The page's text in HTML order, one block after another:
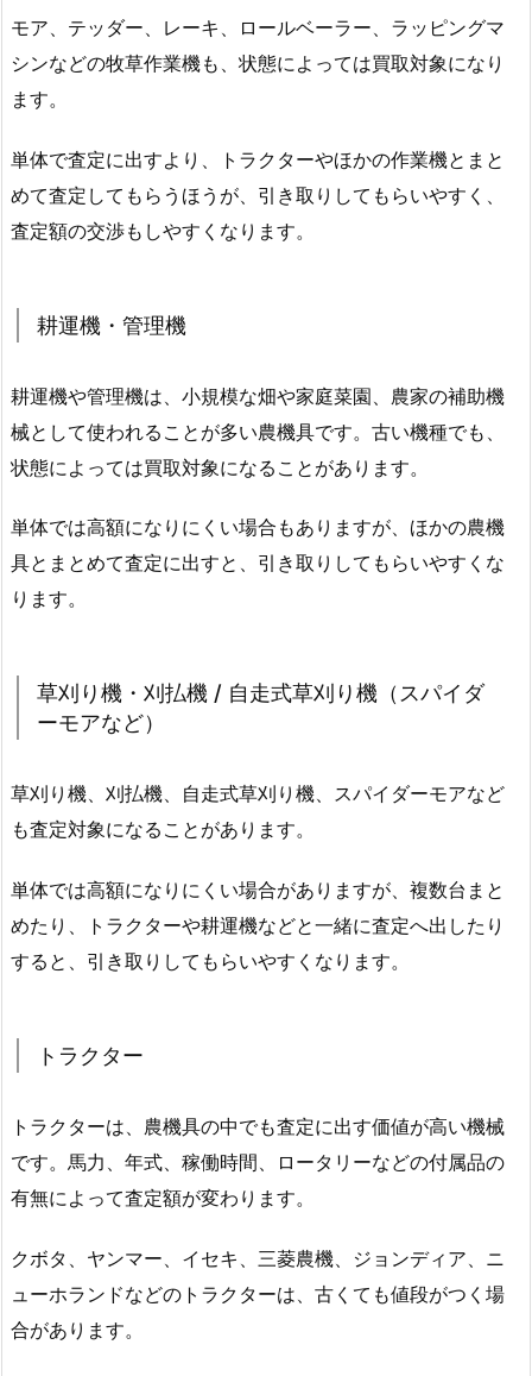
モア、テッダー、レーキ、ロールベーラー、ラッピングマ
シンなどの牧草作業機も、状態によっては買取対象になり
ます。
単体で査定に出すより、トラクターやほかの作業機とまと
めて査定してもらうほうが、引き取りしてもらいやすく、
査定額の交渉もしやすくなります。
耕運機・管理機
耕運機や管理機は、小規模な畑や家庭菜園、農家の補助機
械として使われることが多い農機具です。古い機種でも、
状態によっては買取対象になることがあります。
単体では高額になりにくい場合もありますが、ほかの農機
具とまとめて査定に出すと、引き取りしてもらいやすくな
ります。
草刈り機・刈払機 / 自走式草刈り機（スパイダ
ーモアなど）
草刈り機、刈払機、自走式草刈り機、スパイダーモアなど
も査定対象になることがあります。
単体では高額になりにくい場合がありますが、複数台まと
めたり、トラクターや耕運機などと一緒に査定へ出したり
すると、引き取りしてもらいやすくなります。
トラクター
トラクターは、農機具の中でも査定に出す価値が高い機械
です。馬力、年式、稼働時間、ロータリーなどの付属品の
有無によって査定額が変わります。
クボタ、ヤンマー、イセキ、三菱農機、ジョンディア、ニ
ューホランドなどのトラクターは、古くても値段がつく場
合があります。